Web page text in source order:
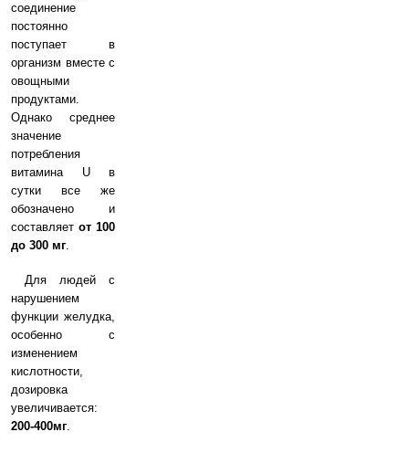
соединение
постоянно
поступает в
организм вместе с
овощными
продуктами.
Однако среднее
значение
потребления
витамина U в
сутки все же
обозначено и
составляет от 100
до 300 мг.
Для людей с
нарушением
функции желудка,
особенно с
изменением
кислотности,
дозировка
увеличивается:
200-400мг.